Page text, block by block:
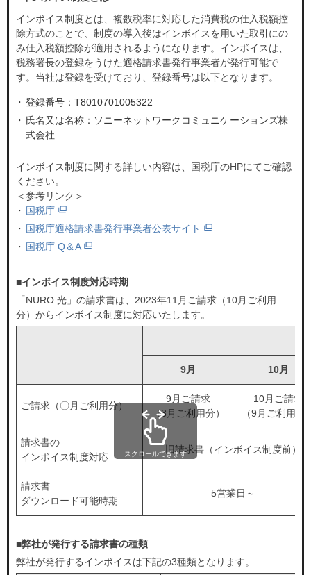
開通まで安心
レンタルWi-Fi
もっとおトクに
お友達紹介クーポン
モバイルセット割
開通後も安心
会員サポート
NURO会員特典
NURO 光のお引越し
個人事業主・法人の方はこちら
料金・特典などのお悩みごと
電話で相談する
受付時間 9:00~21:00
よくあるご質問を
画面右下の「ご質問・ご相談」のバナーか
LINE公式アカウント
開通まで安心
レンタルWi-Fi
開通後も安心
NURO会員アプリ
会員サポート
NURO会員特典
管理会社・管理組合・オーナーさまはこちら
管理会社・管理組合・オーナーさまはこち
ら
販売パートナーをご検討の方はこちら
販売パートナーをご検討の方はこちら
個人事業主・法人の方
料金・特典などのお悩みごと
について
電話で相談する
受付時間 9:00~21:00
よくあるご質問を
インボイス制度とは、複数税率に対応した消費税の仕入税額控
除方式のことで、制度の導入後はインボイスを用いた取引にの
み仕入税額控除が適用されるようになります。インボイスは、
税務署長の登録をうけた適格請求書発行事業者が発行可能で
す。当社は登録を受けており、登録番号は以下となります。
登録番号：T8010701005322
氏名又は名称：ソニーネットワークコミュニケーションズ株
式会社
インボイス制度に関する詳しい内容は、国税庁のHPにてご確認
ください。
＜参考リンク＞
国税庁
国税庁適格請求書発行事業者公表サイト
国税庁 Q＆A
■インボイス制度対応時期
「NURO 光」の請求書は、2023年11月ご請求（10月ご利用
分）からインボイス制度に対応いたします。
9月 10月
ご請求（〇月ご利用分）
9月ご請求
（8月ご利用分）
10月ご請求
（9月ご利用分
請求書の
インボイス制度対応
旧請求書（インボイス制度前）
請求書
ダウンロード可能時期
5営業日～
スクロールできます
■弊社が発行する請求書の種類
弊社が発行するインボイスは下記の3種類となります。